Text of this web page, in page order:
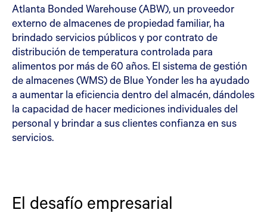
Atlanta Bonded Warehouse (ABW), un proveedor
externo de almacenes de propiedad familiar, ha
brindado servicios públicos y por contrato de
distribución de temperatura controlada para
alimentos por más de 60 años. El sistema de gestión
de almacenes (WMS) de Blue Yonder les ha ayudado
a aumentar la eficiencia dentro del almacén, dándoles
la capacidad de hacer mediciones individuales del
personal y brindar a sus clientes confianza en sus
servicios.
El desafío empresarial